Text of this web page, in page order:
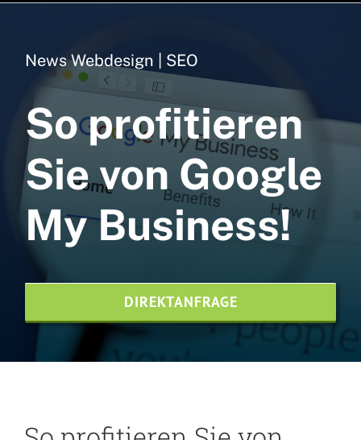
Webhosting
SEO Agentur
Printdesign
Kontaktieren Sie uns
News Webdesign | SEO
So profitieren
Sie von Google
My Business!
DIREKTANFRAGE